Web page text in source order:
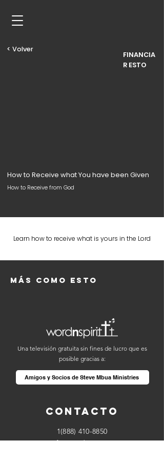
< Volver
FINANCIA
R ESTO
How to Receive what You have been Given
How to Receive from God
Learn how to receive what is yours in the Lord
Más como esto
Contacto
1(888) 410-8850
info@wordnspirit.tv
Una televisión gratuita sin fines de lucro que es
posible gracias a:
Amigos y Socios de Steve Mbua Ministries